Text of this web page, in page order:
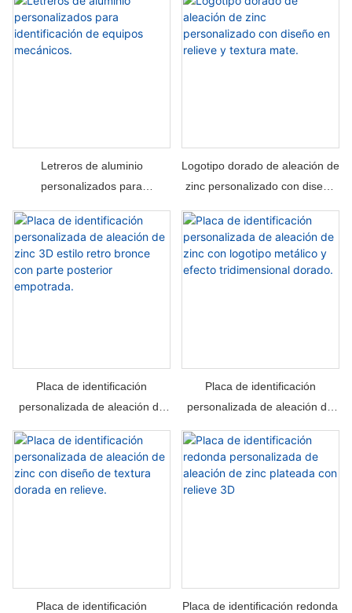
color y cierres tipo U.
Letreros de aluminio
personalizados para
mecánicos.
Logotipo dorado de aleación de
zinc personalizado con diseño
Placa de identificación
personalizada de aleación de
parte posterior empotrada.
Placa de identificación
personalizada de aleación de
efecto tridimensional dorado.
Placa de identificación
Placa de identificación redonda